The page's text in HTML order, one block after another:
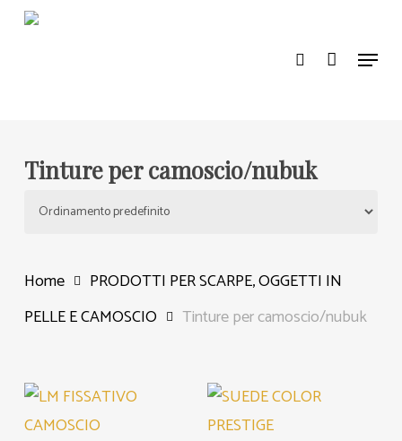
Skip
Menu
Tinture per camoscio/nubuk
Home
PRODOTTI PER SCARPE, OGGETTI IN
PELLE E CAMOSCIO
Tinture per camoscio/nubuk